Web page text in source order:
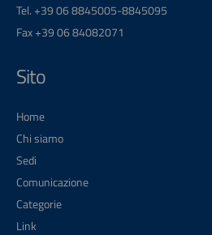
Tel. +39 06 8845005-8845095
Fax +39 06 84082071
Sito
Home
Chi siamo
Sedi
Comunicazione
Categorie
Link